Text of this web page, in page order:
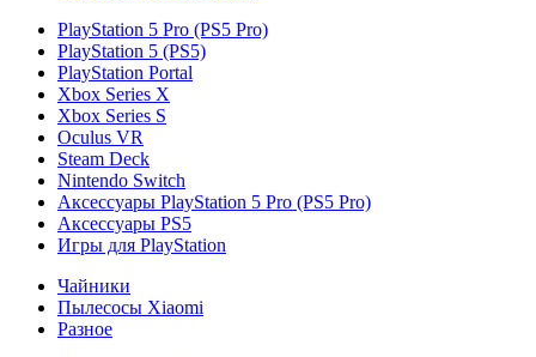
PlayStation 5 Pro (PS5 Pro)
PlayStation 5 (PS5)
PlayStation Portal
Xbox Series X
Xbox Series S
Oculus VR
Steam Deck
Nintendo Switch
Аксессуары PlayStation 5 Pro (PS5 Pro)
Аксессуары PS5
Игры для PlayStation
Чайники
Пылесосы Xiaomi
Разное